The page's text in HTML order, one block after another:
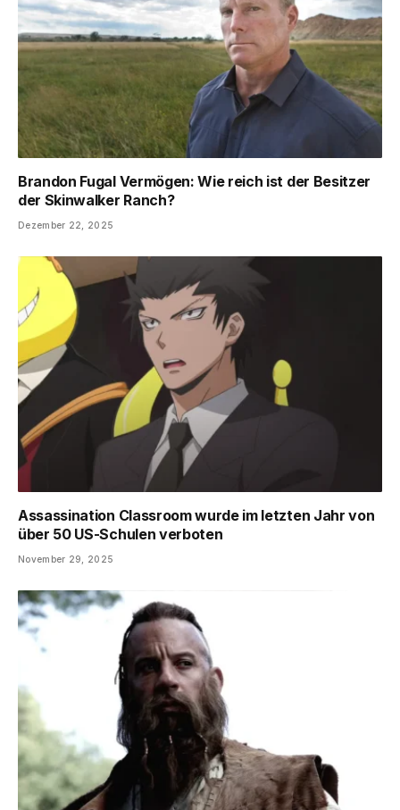
Brandon Fugal Vermögen: Wie reich ist der Besitzer
der Skinwalker Ranch?
Dezember 22, 2025
Assassination Classroom wurde im letzten Jahr von
über 50 US-Schulen verboten
November 29, 2025